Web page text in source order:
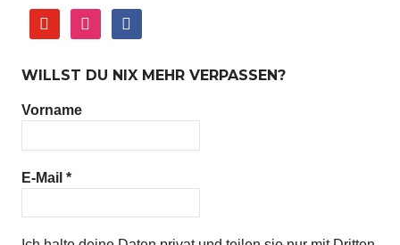
youtube instagramfacebook
WILLST DU NIX MEHR VERPASSEN?
Vorname
E-Mail *